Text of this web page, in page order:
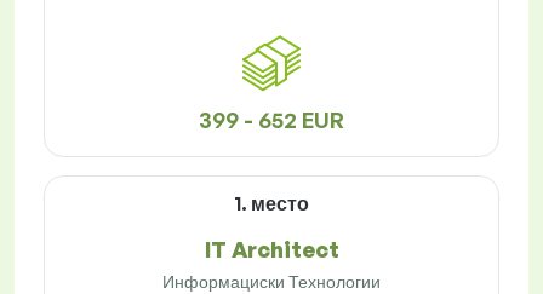
399 - 652 EUR
1. место
IT Architect
Информациски Технологии